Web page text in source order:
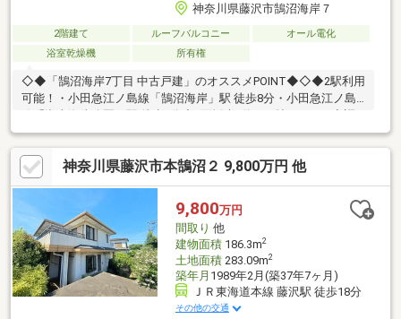
神奈川県藤沢市鵠沼海岸７
2階建て ルーフバルコニー
オール電化
浴室乾燥機
所有権
◇◆「鵠沼海岸7丁目 中古戸建」のオススメPOINT◆◇◆2駅利用
可能！・小田急江ノ島線「鵠沼海岸」駅 徒歩8分・小田急江ノ島
線「湘南海岸公園」駅 徒歩5分◆3面採光×約14.2帖のLDK！◆調
理後のお掃除も簡単なIHクッキングヒーター搭載◆約4帖の広々と
したWICをはじめ豊富な収納も魅力◎◆各階にトイレがあるの
で、朝の忙しい時間もスムーズに準備できます◆ルーフバルコニ
ーでプライベートなひと時を◆周辺環境・藤沢市立鵠南小学校 徒
歩14分（約1080m）・藤沢市立湘洋中学校 徒歩18分（約
1440m）・FUJIスーパー鵠沼店 徒歩8分（約630m）
神奈川県藤沢市本鵠沼２ 9,800万円 他
9,800万円
間取り 他
建物面積186.3m2
土地面積283.09m2
築年月 1989年2月(築37年7ヶ月)
ＪＲ東海道本線 藤沢駅 徒歩18分
その他の交通